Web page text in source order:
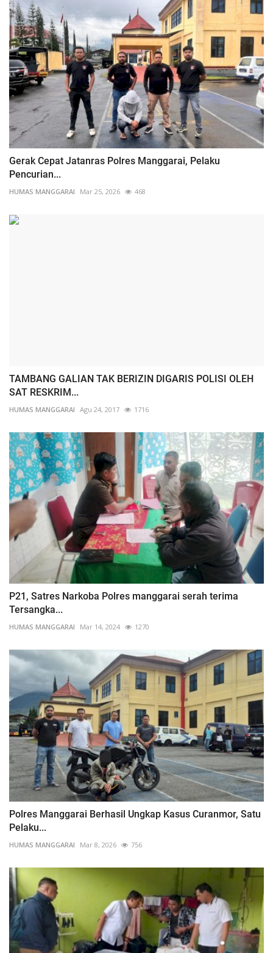
Gerak Cepat Jatanras Polres Manggarai, Pelaku
Pencurian...
HUMAS MANGGARAI Mar 25, 2026 468
TAMBANG GALIAN TAK BERIZIN DIGARIS POLISI OLEH
SAT RESKRIM...
HUMAS MANGGARAI Agu 24, 2017 1716
P21, Satres Narkoba Polres manggarai serah terima
Tersangka...
HUMAS MANGGARAI Mar 14, 2024 1270
Polres Manggarai Berhasil Ungkap Kasus Curanmor, Satu
Pelaku...
HUMAS MANGGARAI Mar 8, 2026 756